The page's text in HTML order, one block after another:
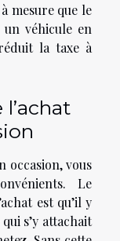
mesure que le
véhicule en
la taxe à
occasion, vous
Le
est qu’il y
s’y attachait